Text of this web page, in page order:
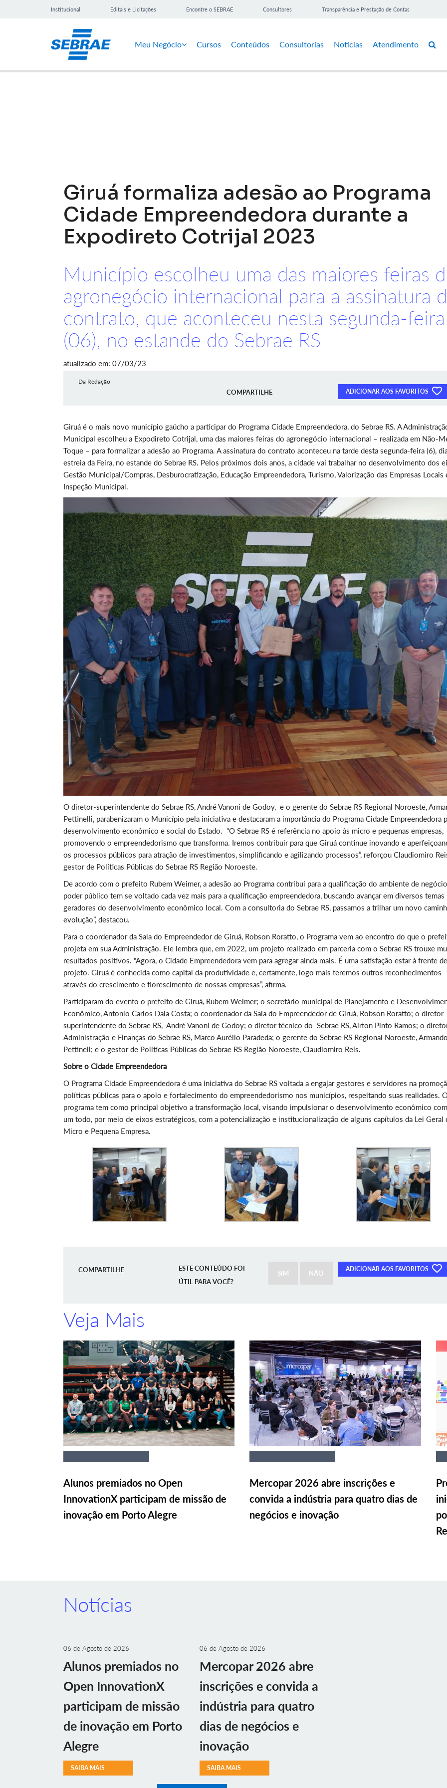
Institucional Editais e Licitações Encontre o SEBRAE Consultores Transparência e Prestação de Contas
Meu Negócio Cursos Conteúdos Consultorias Notícias Atendimento
Giruá formaliza adesão ao Programa
Cidade Empreendedora durante a
Expodireto Cotrijal 2023
Município escolheu uma das maiores feiras
agronegócio internacional para a assinatura
contrato, que aconteceu nesta segunda-feira
(06), no estande do Sebrae RS
atualizado em: 07/03/23
Da Redação
COMPARTILHE ADICIONAR AOS FAVORITOS
Giruá é o mais novo município gaúcho a participar do Programa Cidade Empreendedora, do Sebrae RS. A
Municipal escolheu a Expodireto Cotrijal, uma das maiores feiras do agronegócio internacional – realizada em Não-
Toque – para formalizar a adesão ao Programa. A assinatura do contrato aconteceu na tarde desta segunda-feira (6),
estreia da Feira, no estande do Sebrae RS. Pelos próximos dois anos, a cidade vai trabalhar no desenvolvimento dos
Gestão Municipal/Compras, Desburocratização, Educação Empreendedora, Turismo, Valorização das Empresas Locais
Inspeção Municipal.
O diretor-superintendente do Sebrae RS, André Vanoni de Godoy, e o gerente do Sebrae RS Regional Noroeste,
Pettinelli, parabenizaram o Município pela iniciativa e destacaram a importância do Programa Cidade Empreendedora
desenvolvimento econômico e social do Estado. “O Sebrae RS é referência no apoio às micro e pequenas empresas,
promovendo o empreendedorismo que transforma. Iremos contribuir para que Giruá continue inovando e
os processos públicos para atração de investimentos, simplificando e agilizando processos”, reforçou Claudiomiro
gestor de Políticas Públicas do Sebrae RS Região Noroeste.
De acordo com o prefeito Rubem Weimer, a adesão ao Programa contribui para a qualificação do ambiente de
poder público tem se voltado cada vez mais para a qualificação empreendedora, buscando avançar em diversos temas
geradores do desenvolvimento econômico local. Com a consultoria do Sebrae RS, passamos a trilhar um novo
evolução”, destacou.
Para o coordenador da Sala do Empreendedor de Giruá, Robson Roratto, o Programa vem ao encontro do que o
projeta em sua Administração. Ele lembra que, em 2022, um projeto realizado em parceria com o Sebrae RS trouxe
resultados positivos. “Agora, o Cidade Empreendedora vem para agregar ainda mais. É uma satisfação estar à frente
projeto. Giruá é conhecida como capital da produtividade e, certamente, logo mais teremos outros reconhecimentos
através do crescimento e florescimento de nossas empresas”, afirma.
Participaram do evento o prefeito de Giruá, Rubem Weimer; o secretário municipal de Planejamento e
Econômico, Antonio Carlos Dala Costa; o coordenador da Sala do Empreendedor de Giruá, Robson Roratto; o diretor-
superintendente do Sebrae RS, André Vanoni de Godoy; o diretor técnico do Sebrae RS, Airton Pinto Ramos; o
Administração e Finanças do Sebrae RS, Marco Aurélio Paradeda; o gerente do Sebrae RS Regional Noroeste,
Pettinell; e o gestor de Políticas Públicas do Sebrae RS Região Noroeste, Claudiomiro Reis.
Sobre o Cidade Empreendedora
O Programa Cidade Empreendedora é uma iniciativa do Sebrae RS voltada a engajar gestores e servidores na
políticas públicas para o apoio e fortalecimento do empreendedorismo nos municípios, respeitando suas realidades.
programa tem como principal objetivo a transformação local, visando impulsionar o desenvolvimento econômico
um todo, por meio de eixos estratégicos, com a potencialização e institucionalização de alguns capítulos da Lei Geral
Micro e Pequena Empresa.
COMPARTILHE ADICIONAR AOS FAVORITOS
ESTE CONTEÚDO FOI
ÚTIL PARA VOCÊ?
SIM NÃO
Veja Mais
Alunos premiados no Open
InnovationX participam de missão de
inovação em Porto Alegre
Mercopar 2026 abre inscrições e
convida a indústria para quatro dias de
negócios e inovação
Notícias
06 de Agosto de 2026
Alunos premiados no
Open InnovationX
participam de missão
de inovação em Porto
Alegre
SAIBA MAIS
06 de Agosto de 2026
Mercopar 2026 abre
inscrições e convida a
indústria para quatro
dias de negócios e
inovação
SAIBA MAIS